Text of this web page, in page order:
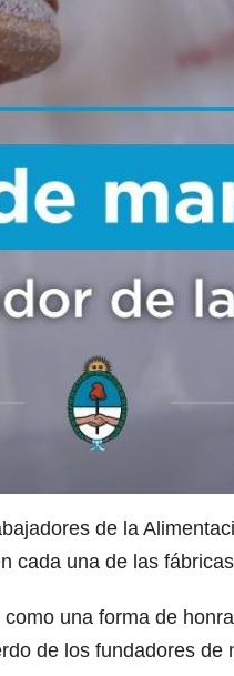
de la
cada una de las
una forma de
de los fundadores de